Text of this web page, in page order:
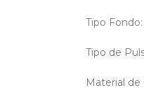
Tipo
Tipo de
Material de